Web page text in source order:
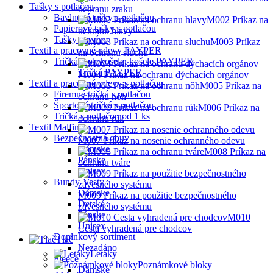
Tašky s potlačou
Bavlnené tašky s potlačou
Papierové tašky s potlačou
Tašky na víno
Textil a pracovné odevy PAYPER
Tričká, polokošele, košele PAYPER
Tričká PAYPER
Textil a pracovné odevy s potlačou
Firemné tričká s potlačou
Športové tričká s potlačou
Tričká s potlačou od 1 ks
Textil Malfini
Bezpečnostná obuv
Dámske
Pánske
Unisex
Bundy-Vesty
Dámske
Detské
Pánske
Unisex
Doplnkový sortiment
Nezadáno
Fleece
Dámske
ochranu zraku
M002 Príkaz na
ochranu hlavy
M003 Príkaz
na ochranu sluchu
M004 Príkaz na ochranu dýchacích orgánov
M005 Príkaz na
ochranu nôh
M006 Príkaz na
ochranu rúk
M007 Príkaz na nosenie ochranného odevu
M008 Príkaz na
ochranu tváre
M009 Príkaz na použitie bezpečnostného
závesného systému
M010
Cesta vyhradená pre chodcov
Tlač
Letáky
Poznámkové bloky